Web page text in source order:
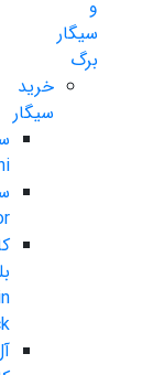
و
سیگار
برگ
خرید
سیگار